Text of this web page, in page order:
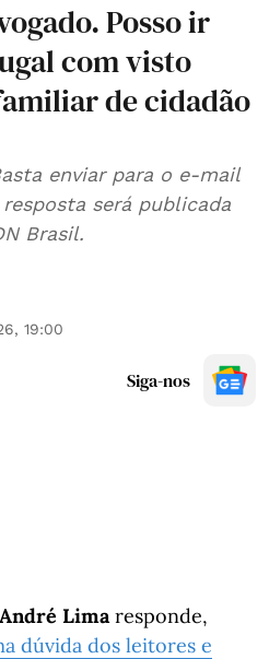
Posso ir
com visto
de cidadão
enviar para o e-mail
será publicada
Brasil.
19:00
Siga-nos
André Limaresponde,
dúvida dos leitores e